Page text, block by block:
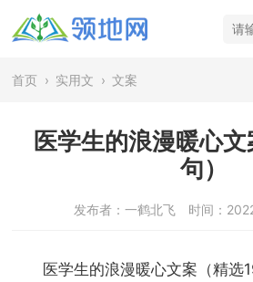
首页 › 实用文 › 文案
医学生的浪漫暖心
句）
发布者：一鹤北飞 时间：
医学生的浪漫暖心文案（精选